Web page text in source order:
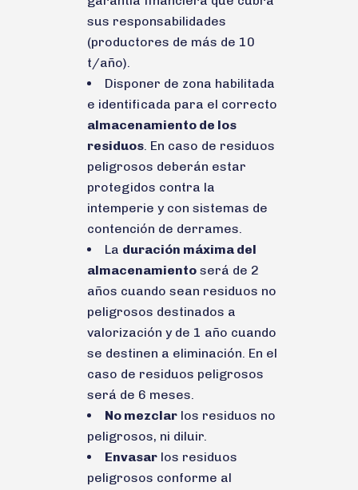
sus responsabilidades
(productores de más de 10
t/año).
Disponer de zona habilitada
e identificada para el correcto
almacenamiento de los
residuos. En caso de residuos
peligrosos deberán estar
protegidos contra la
intemperie y con sistemas de
contención de derrames.
La duración máxima del
almacenamiento será de 2
años cuando sean residuos no
peligrosos destinados a
valorización y de 1 año cuando
se destinen a eliminación. En el
caso de residuos peligrosos
será de 6 meses.
No mezclar los residuos no
peligrosos, ni diluir.
Envasar los residuos
peligrosos conforme al